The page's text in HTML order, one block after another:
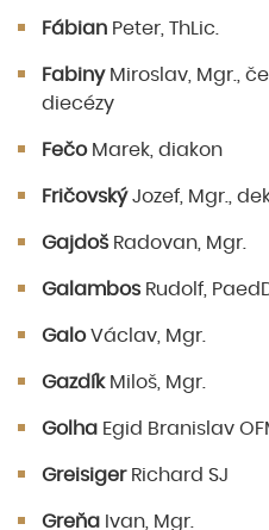
Fábian Peter, ThLic.
FabinyMiroslav, Mgr.,
diecézy
FečoMarek, diakon
FričovskýJozef, Mgr.,
Gajdoš Radovan, Mgr.
Galambos Rudolf,
GaloVáclav, Mgr.
GazdíkMiloš, Mgr.
Golha Egid Branislav
GreisigerRichard SJ
Greňa Ivan, Mgr.